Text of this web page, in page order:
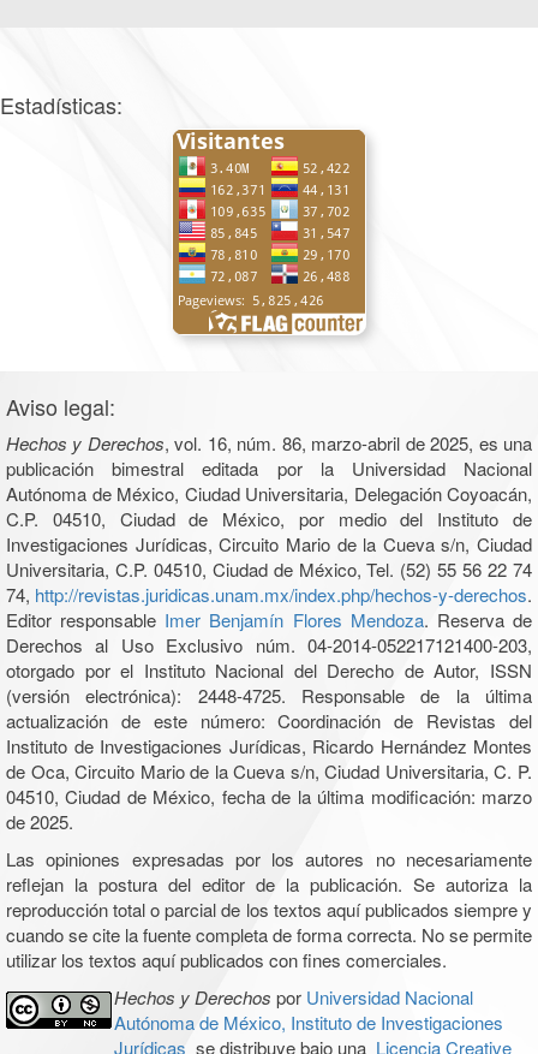
Estadísticas:
Aviso legal:
Hechos y Derechos, vol. 16, núm. 86, marzo-abril de 2025, es una
publicación bimestral editada por la Universidad Nacional
Autónoma de México, Ciudad Universitaria, Delegación Coyoacán,
C.P. 04510, Ciudad de México, por medio del Instituto de
Investigaciones Jurídicas, Circuito Mario de la Cueva s/n, Ciudad
Universitaria, C.P. 04510, Ciudad de México, Tel. (52) 55 56 22 74
74, http://revistas.juridicas.unam.mx/index.php/hechos-y-derechos.
Editor responsable Imer Benjamín Flores Mendoza. Reserva de
Derechos al Uso Exclusivo núm. 04-2014-052217121400-203,
otorgado por el Instituto Nacional del Derecho de Autor, ISSN
(versión electrónica): 2448-4725. Responsable de la última
actualización de este número: Coordinación de Revistas del
Instituto de Investigaciones Jurídicas, Ricardo Hernández Montes
de Oca, Circuito Mario de la Cueva s/n, Ciudad Universitaria, C. P.
04510, Ciudad de México, fecha de la última modificación: marzo
de 2025.
Las opiniones expresadas por los autores no necesariamente
reflejan la postura del editor de la publicación. Se autoriza la
reproducción total o parcial de los textos aquí publicados siempre y
cuando se cite la fuente completa de forma correcta. No se permite
utilizar los textos aquí publicados con fines comerciales.
Hechos y Derechos por Universidad Nacional
Autónoma de México, Instituto de Investigaciones
Jurídicas se distribuye bajo una Licencia Creative